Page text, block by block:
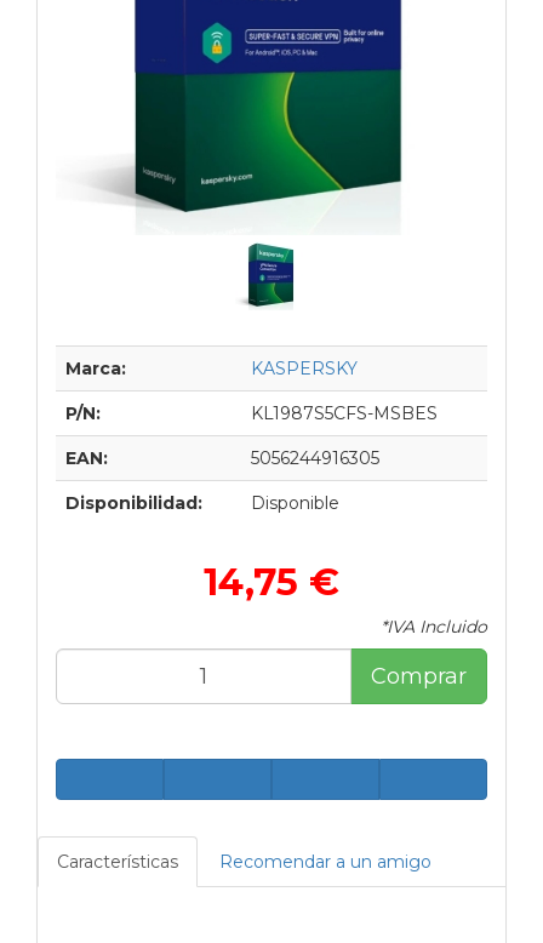
Marca: KASPERSKY
P/N: KL1987S5CFS-MSBES
EAN: 5056244916305
Disponibilidad: Disponible
14,75 €
*IVA Incluido
Comprar
Características Recomendar a un amigo